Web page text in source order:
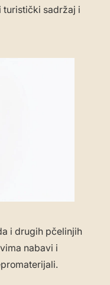
sadržaj i
i drugih pčelinjih
nabavi i